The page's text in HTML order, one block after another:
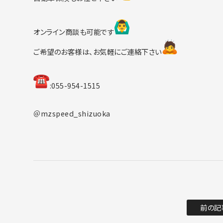
オンライン商談も可能です
ご希望のお客様は、お気軽にご連絡下さい
︎:055-954-1515
＠mzspeed_shizuoka
前の